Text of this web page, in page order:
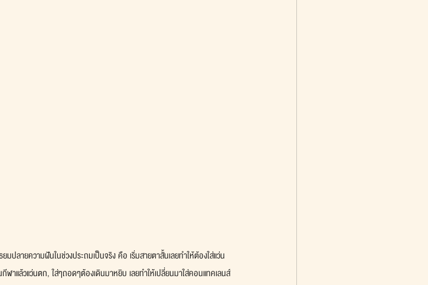
ปลายความฝันในช่วงประถมเป็นจริง คือ เริ่มสายตาสั้นเลยทำให้ต้องใส่แว่น
าแล้วแว่นตก, ใส่ๆถอดๆต้องเดินมาหยิบ เลยทำให้เปลี่ยนมาใส่คอนแทคเลนส์